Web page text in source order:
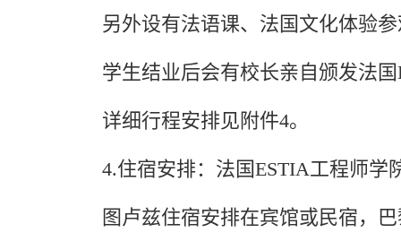
另外设有法语课、法国文化体验
学生结业后会有校长亲自颁发法
详细行程安排见附件4。
4.住宿安排：法国ESTIA工程师
图卢兹住宿安排在宾馆或民宿，